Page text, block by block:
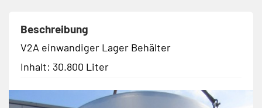
Beschreibung
V2A einwandiger Lager Behälter
Inhalt: 30.800 Liter